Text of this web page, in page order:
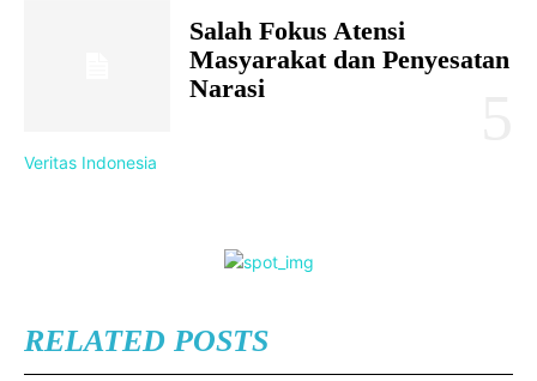
Salah Fokus Atensi
Masyarakat dan Penyesatan
Narasi
Veritas Indonesia
RELATED POSTS